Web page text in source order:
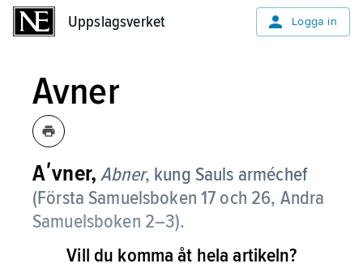
Uppslagsverket Logga in
Avner
Aʹvner, Abner, kung Sauls arméchef
(Första Samuelsboken 17 och 26, Andra
Samuelsboken 2–3).
Vill du komma åt hela artikeln?